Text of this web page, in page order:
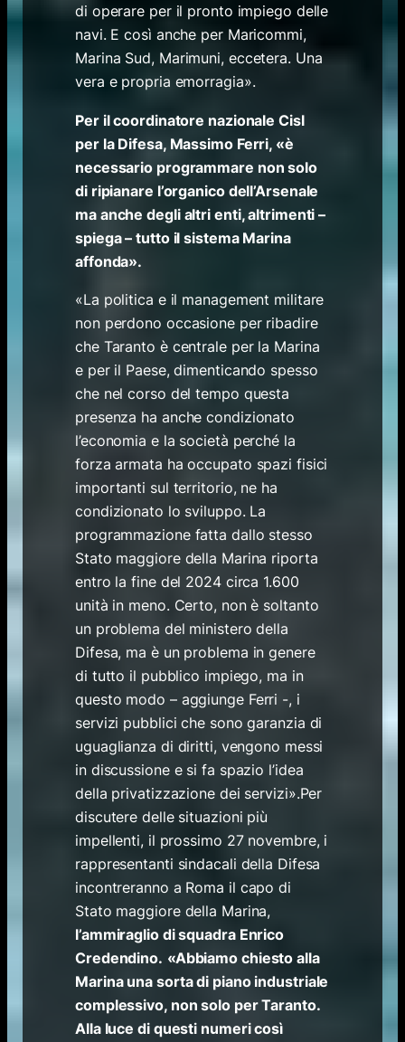
di operare per il pronto impiego delle
navi. E così anche per Maricommi,
Marina Sud, Marimuni, eccetera. Una
vera e propria emorragia».
Per il coordinatore nazionale Cisl
per la Difesa, Massimo Ferri, «è
necessario programmare non solo
di ripianare l’organico dell’Arsenale
ma anche degli altri enti, altrimenti –
spiega – tutto il sistema Marina
affonda».
«La politica e il management militare
non perdono occasione per ribadire
che Taranto è centrale per la Marina
e per il Paese, dimenticando spesso
che nel corso del tempo questa
presenza ha anche condizionato
l’economia e la società perché la
forza armata ha occupato spazi fisici
importanti sul territorio, ne ha
condizionato lo sviluppo. La
programmazione fatta dallo stesso
Stato maggiore della Marina riporta
entro la fine del 2024 circa 1.600
unità in meno. Certo, non è soltanto
un problema del ministero della
Difesa, ma è un problema in genere
di tutto il pubblico impiego, ma in
questo modo – aggiunge Ferri -, i
servizi pubblici che sono garanzia di
uguaglianza di diritti, vengono messi
in discussione e si fa spazio l’idea
della privatizzazione dei servizi».Per
discutere delle situazioni più
impellenti, il prossimo 27 novembre, i
rappresentanti sindacali della Difesa
incontreranno a Roma il capo di
Stato maggiore della Marina,
l’ammiraglio di squadra Enrico
Credendino. «Abbiamo chiesto alla
Marina una sorta di piano industriale
complessivo, non solo per Taranto.
Alla luce di questi numeri così